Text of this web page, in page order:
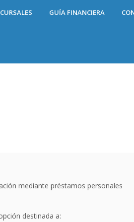
GUÍA FINANCIERA
mediante préstamos personales
destinada a: